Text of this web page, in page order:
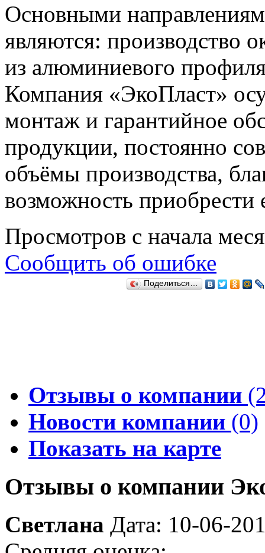
Основными
являются: производство
из алюминиевого
Компания «ЭкоПласт»
монтаж и гарантийное
продукции, постоянно
объёмы производства,
возможность приобрести
Просмотров с начала
Сообщить об ошибке
Поделиться…
Отзывы о компании
Новости компании (0)
Показать на карте
Отзывы о компании
Светлана Дата: 10-06-